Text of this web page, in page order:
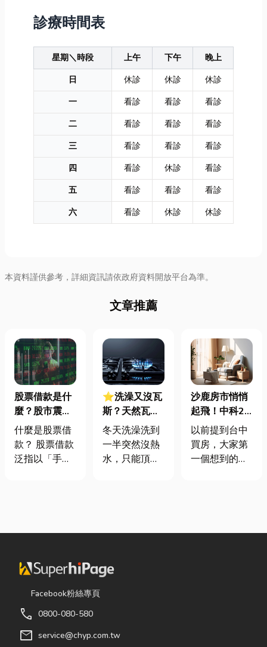
診療時間表
星期＼時段 上午 下午
晚上
日
休診 休診
休診
一
看診 看診
看診
二
看診 看診
看診
三
看診 看診
看診
四
看診 休診
看診
五
看診 看診
看診
六
看診 休診 休診
本資料謹供參考，詳細資訊請依政府資料開放平台為準。
文章推薦
股票借款是什
麼？股市震盪|
股票借款、股
票質借、當鋪
借款完整比較
什麼是股票借
款？ 股票借款
泛指以「手中
的融資方式，
賣出股票，就
能取得資金應
急，同時保留
的獲利空間。
依承作單位不
⭐洗澡又沒瓦
斯？天然瓦斯
是什麼、費用
怎麼算？家庭
能源選擇與配
冬天洗澡洗到
一半突然沒熱
水，只能頂著
共同噩夢。隨
越多屋主在老
管工程。到底
沙鹿房市悄悄
起飛！中科2
期＋台積電效
應發酵，現在
很多人開始看
以前提到台中
買房，大家第
一個想到的大
度越來越高
Facebook粉絲專頁
call 0800-080-580
mail service@chyp.com.tw